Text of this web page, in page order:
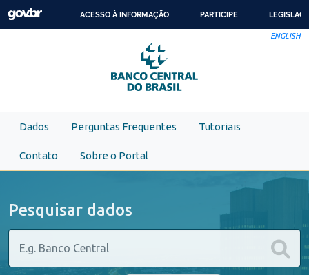
Skip to main content
PARA
O
CONTEÚDO
ACESSO À INFORMAÇÃO PARTICIPE
ENGLISH
Dados Perguntas Frequentes Tutoriais
Contato Sobre o Portal
Pesquisar dados